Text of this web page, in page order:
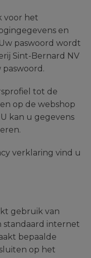
voor het
en
paswoord wordt
Sint-Bernard NV
tot de
op de webshop
kan u gegevens
verklaring vind u
gebruik van
standaard internet
bepaalde
op het